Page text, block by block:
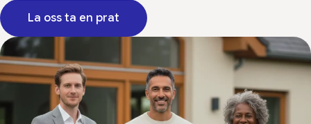
La oss ta en prat